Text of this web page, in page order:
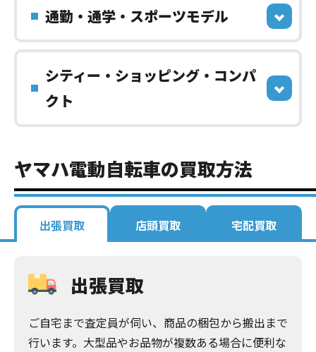
通勤・通学・スポーツモデル
シティー・ショッピング・コンパ
クト
ヤマハ電動自転車の買取方法
出張買取 店頭買取 宅配買取
出張買取
ご自宅まで査定員が伺い、商品の梱包から搬出まで
行います。大型品やお品物が複数ある場合に便利な